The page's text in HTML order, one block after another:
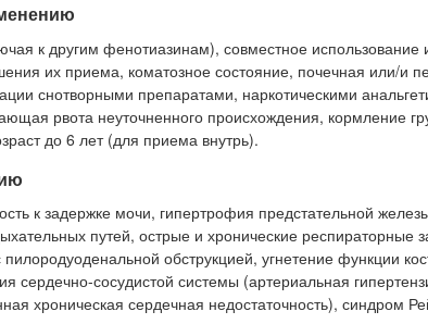
к другим фенотиазинам), совместное
их приема, коматозное состояние, почечная или/и
снотворными препаратами, наркотическими
рвота неуточненного происхождения, кормление
до 6 лет (для приема внутрь).
к задержке мочи, гипертрофия предстательной
путей, острые и хронические респираторные
обструкцией, угнетение функции
сердечно-сосудистой системы (артериальная
хроническая сердечная недостаточность), синдром